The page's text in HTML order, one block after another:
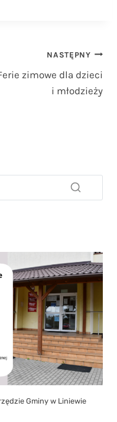
NASTĘPNY
zimowe dla dzieci
i młodzieży
Gminy w Liniewie